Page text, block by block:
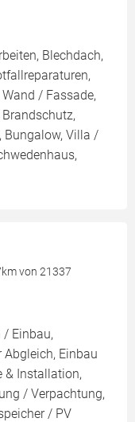
Blechdach,
/ Fassade,
Bungalow, Villa /
von 21337
/ Einbau,
Einbau
& Installation,
/ Verpachtung,
/ PV